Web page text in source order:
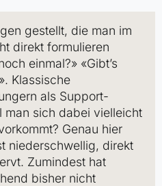
gestellt, die man im
direkt formulieren
einmal?» «Gibt’s
Klassische
als Support-
man sich dabei vielleicht
Genau hier
niederschwellig, direkt
Zumindest hat
bisher nicht